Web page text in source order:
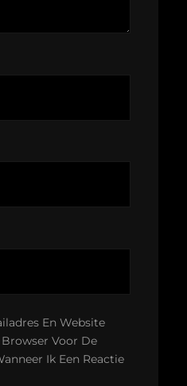
En Website
Voor De
Ik Een Reactie